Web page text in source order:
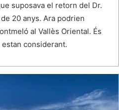
suposava el retorn del Dr.
20 anys. Ara podrien
al Vallès Oriental. És
considerant.